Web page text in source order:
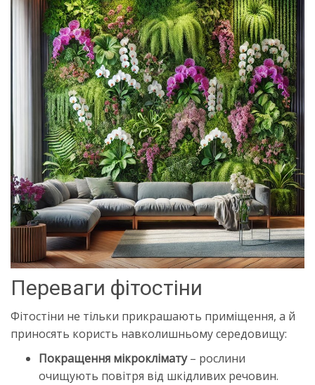
Переваги фітостіни
Фітостіни не тільки прикрашають приміщення, а й
приносять користь навколишньому середовищу:
Покращення мікроклімату– рослини
очищують повітря від шкідливих речовин.